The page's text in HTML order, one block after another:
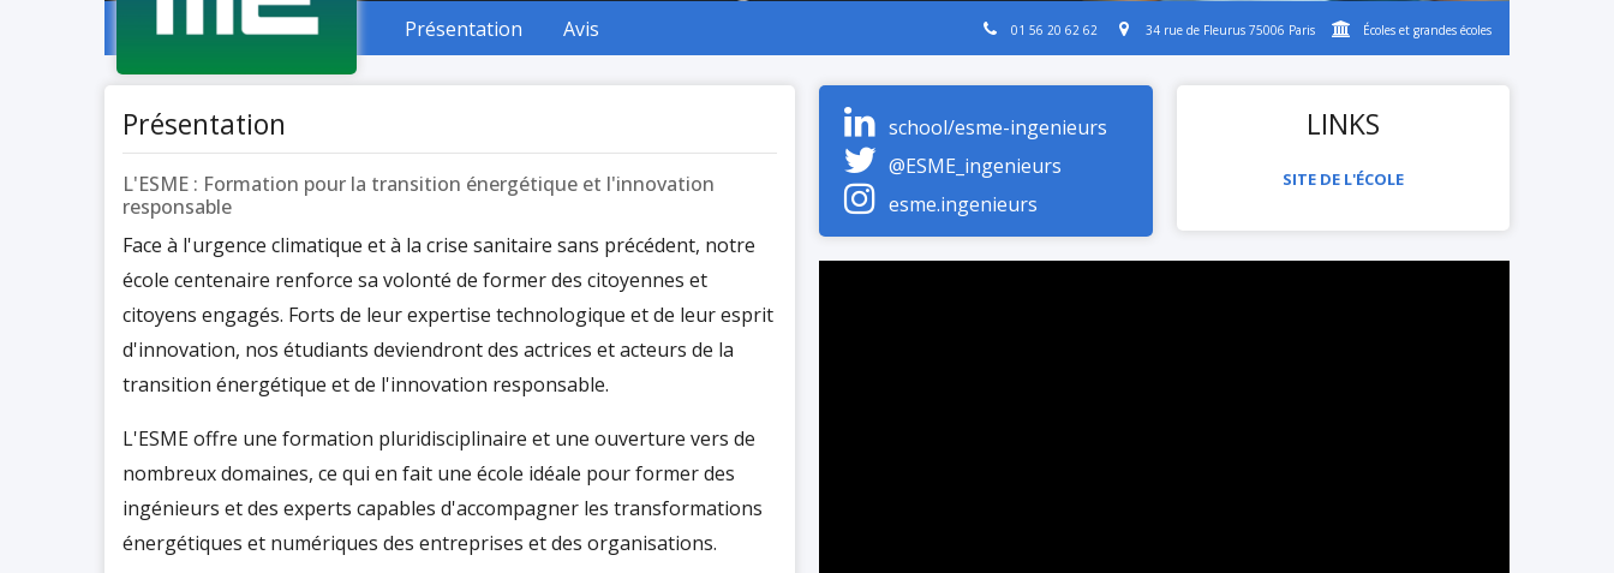
Présentation Avis 01 56 20 62 62 34 rue de Fleurus 75006 Paris Écoles et grandes écoles
Présentation
L'ESME : Formation pour la transition énergétique et l'innovation
responsable
Face à l'urgence climatique et à la crise sanitaire sans précédent, notre
école centenaire renforce sa volonté de former des citoyennes et
citoyens engagés. Forts de leur expertise technologique et de leur esprit
d'innovation, nos étudiants deviendront des actrices et acteurs de la
transition énergétique et de l'innovation responsable.
L'ESME offre une formation pluridisciplinaire et une ouverture vers de
nombreux domaines, ce qui en fait une école idéale pour former des
ingénieurs et des experts capables d'accompagner les transformations
énergétiques et numériques des entreprises et des organisations.
school/esme-ingenieurs
@ESME_ingenieurs
esme.ingenieurs
LINKS
SITE DE L'ÉCOLE